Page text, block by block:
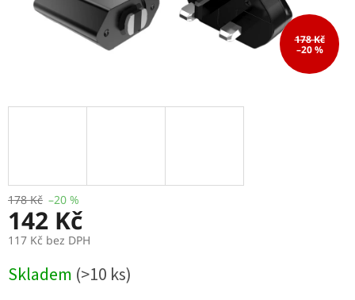
178 Kč
–20 %
178 Kč –20 %
142 Kč
117 Kč bez DPH
cena:
Skladem (>10 ks)